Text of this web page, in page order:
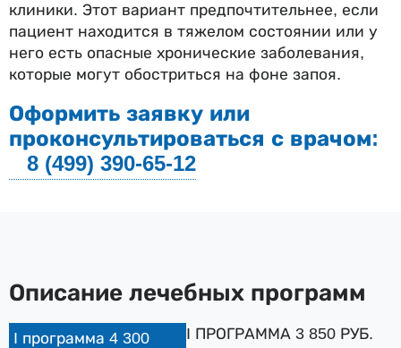
клиники. Этот вариант предпочтительнее, если
пациент находится в тяжелом состоянии или у
него есть опасные хронические заболевания,
которые могут обостриться на фоне запоя.
Оформить заявку или
проконсультироваться с врачом:
8 (499) 390-65-12
Описание лечебных программ
I программа 4 300
I ПРОГРАММА 3 850 РУБ.